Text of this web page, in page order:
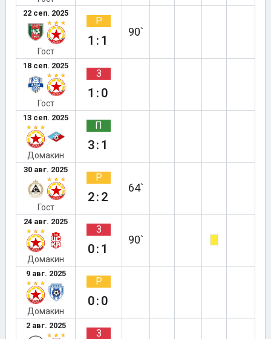
22 сеп. 2025
Гост
Р
1:1
90`
18 сеп. 2025
Гост
З
1:0
13 сеп. 2025
Домакин
П
3:1
30 авг. 2025
Гост
Р
2:2
64`
24 авг. 2025
Домакин
З
0:1
90`
9 авг. 2025
Домакин
Р
0:0
2 авг. 2025
З